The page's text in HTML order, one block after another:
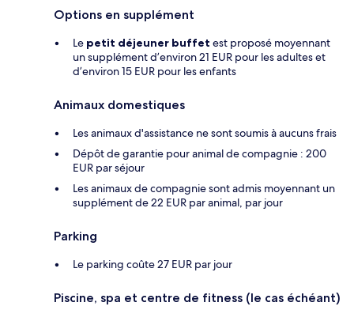
Options en supplément
Le petit déjeuner buffet est proposé moyennant
un supplément d’environ 21 EUR pour les adultes et
d’environ 15 EUR pour les enfants
Animaux domestiques
Les animaux d'assistance ne sont soumis à aucuns frais
Dépôt de garantie pour animal de compagnie : 200
EUR par séjour
Les animaux de compagnie sont admis moyennant un
supplément de 22 EUR par animal, par jour
Parking
Le parking coûte 27 EUR par jour
Piscine, spa et centre de fitness (le cas échéant)